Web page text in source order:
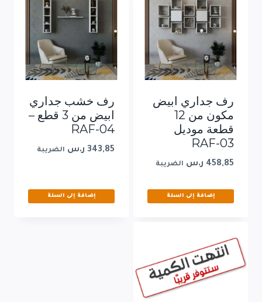
رف جداري ابيض
مكون من 12
قطعة موديل
RAF-03
458,85 ر.س الضريبة
إضافة إلى السلة
رف خشب جداري
ابيض من 3 قطع –
RAF-04
343,85 ر.س الضريبة
إضافة إلى السلة